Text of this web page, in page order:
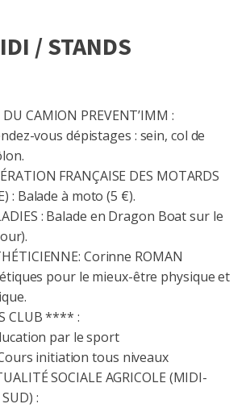
/ STANDS
DU CAMION PREVENT’IMM :
vous dépistages : sein, col de
FRANÇAISE DES MOTARDS
: Balade à moto (5 €).
: Balade en Dragon Boat sur le
Corinne ROMAN
pour le mieux-être physique et
CLUB **** :
par le sport
initiation tous niveaux
SOCIALE AGRICOLE (MIDI-
: